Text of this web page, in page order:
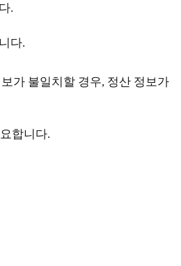
.
다.
가 불일치할 경우, 정산 정보가
합니다.